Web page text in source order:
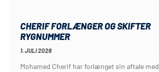
CHERIF FORLÆNGER OG SKIFTER
RYGNUMMER
1. JULI 2026
Mohamed Cherif har forlænget sin aftale med